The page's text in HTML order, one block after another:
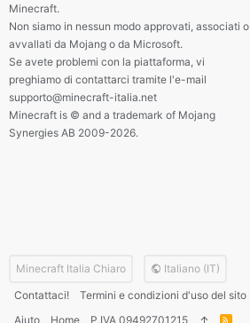
Minecraft.
Non siamo in nessun modo approvati, associati o
avvallati da Mojang o da Microsoft.
Se avete problemi con la piattaforma, vi
preghiamo di contattarci tramite l'e-mail
supporto@minecraft-italia.net
Minecraft is © and a trademark of Mojang
Synergies AB 2009-2026.
Minecraft Italia Chiaro
Italiano (IT)
Contattaci!
Termini e condizioni d'uso del sito
Aiuto
Home P.IVA 09492701215 R